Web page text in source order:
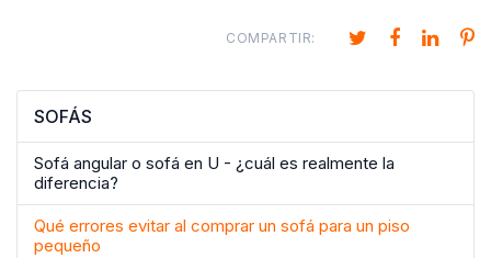
COMPARTIR:
SOFÁS
Sofá angular o sofá en U - ¿cuál es realmente la
diferencia?
Qué errores evitar al comprar un sofá para un piso
pequeño